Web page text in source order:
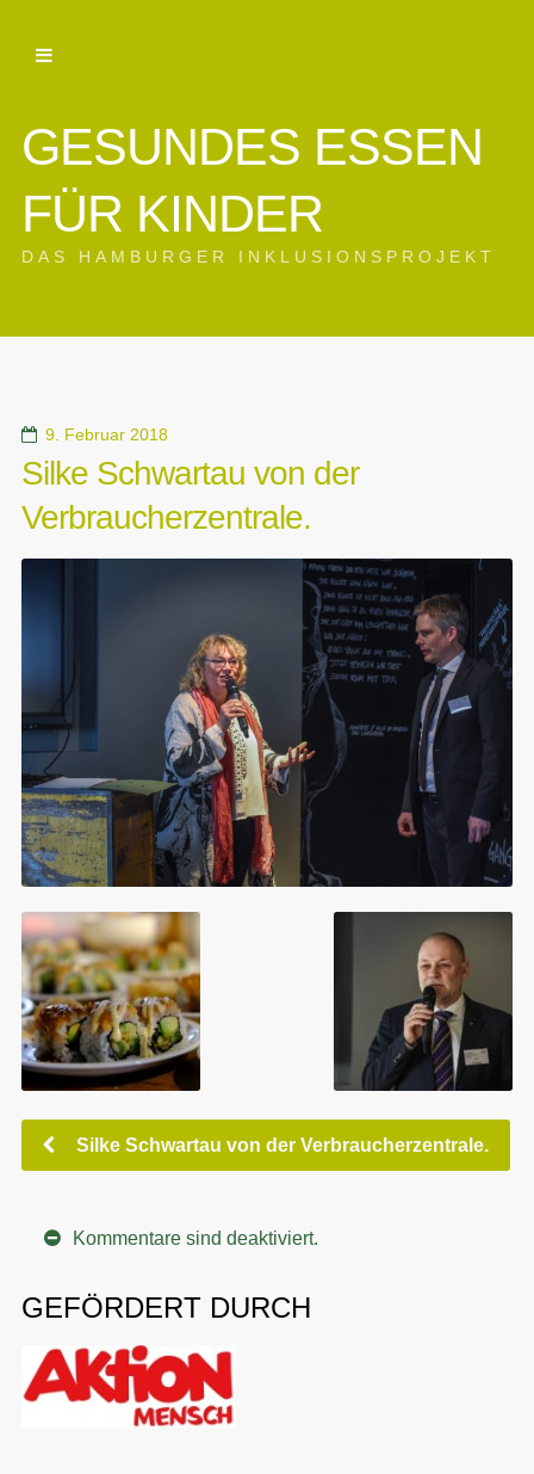
GESUNDES ESSEN
FÜR KINDER
DAS HAMBURGER INKLUSIONSPROJEKT
9. Februar 2018
Silke Schwartau von der
Verbraucherzentrale.
Silke Schwartau von der Verbraucherzentrale.
Kommentare sind deaktiviert.
GEFÖRDERT DURCH